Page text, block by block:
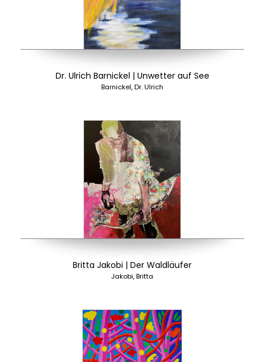
Dr. Ulrich Barnickel | Unwetter auf See
Barnickel, Dr. Ulrich
Britta Jakobi | Der Waldläufer
Jakobi, Britta